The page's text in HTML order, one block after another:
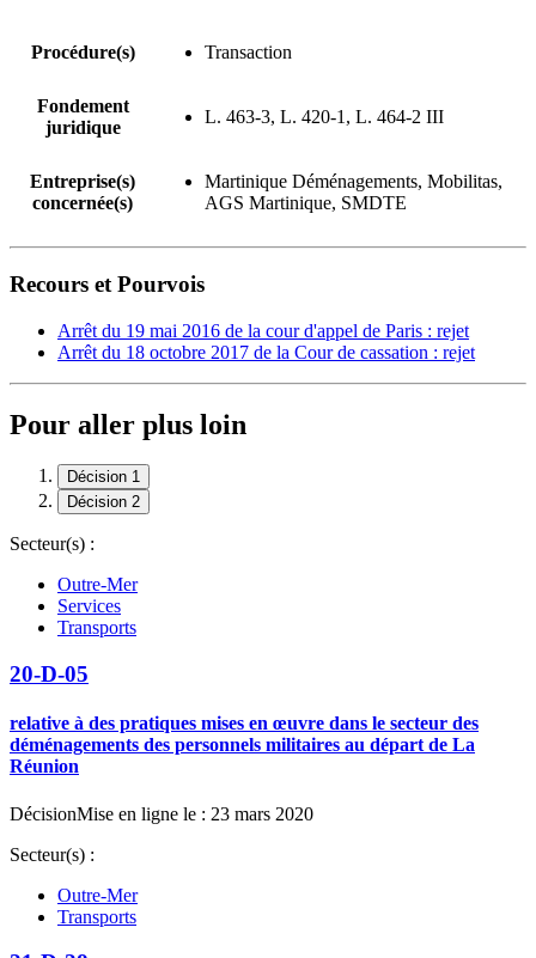
Procédure(s) Transaction
Fondement
juridique
L. 463-3, L. 420-1, L. 464-2 III
Entreprise(s)
concernée(s)
Martinique Déménagements, Mobilitas,
AGS Martinique, SMDTE
Recours et Pourvois
Arrêt du 19 mai 2016 de la cour d'appel de Paris : rejet
Arrêt du 18 octobre 2017 de la Cour de cassation : rejet
Pour aller plus loin
Décision 1
Décision 2
Secteur(s) :
Outre-Mer
Services
Transports
20-D-05
relative à des pratiques mises en œuvre dans le secteur des
déménagements des personnels militaires au départ de La
Réunion
DécisionMise en ligne le : 23 mars 2020
Secteur(s) :
Outre-Mer
Transports